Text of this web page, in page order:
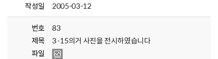
작성일
2005-03-12
번호
83
제목
3·15의거 사진을 전시하였습니다
파일